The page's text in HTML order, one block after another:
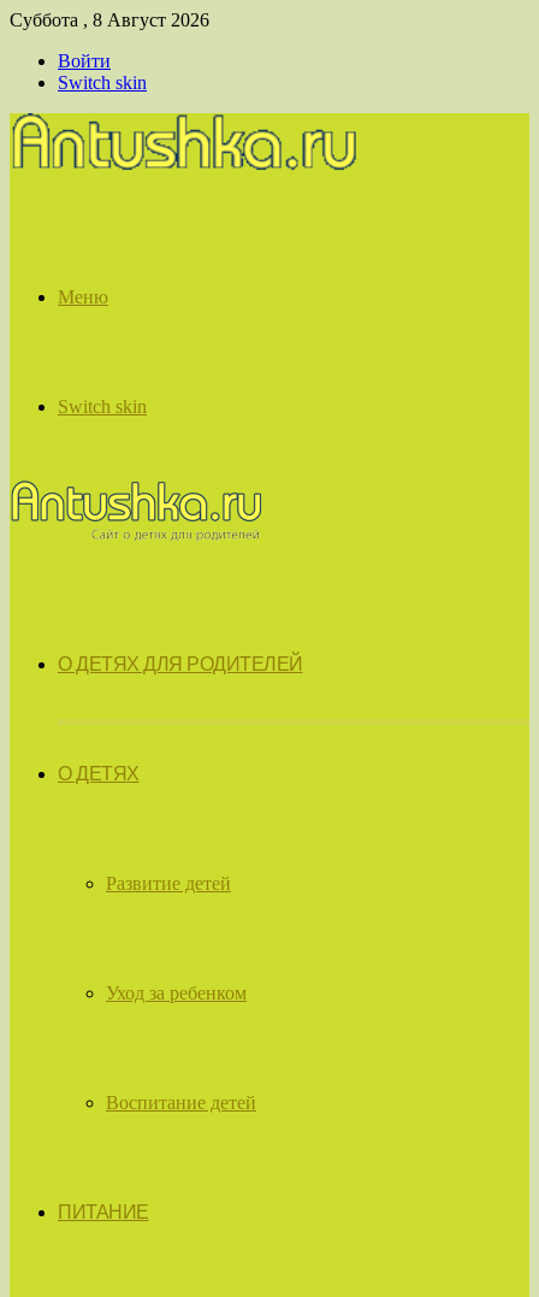
Суббота , 8 Август 2026
Войти
Switch skin
Меню
Switch skin
О ДЕТЯХ ДЛЯ РОДИТЕЛЕЙ
О ДЕТЯХ
Развитие детей
Уход за ребенком
Воспитание детей
ПИТАНИЕ